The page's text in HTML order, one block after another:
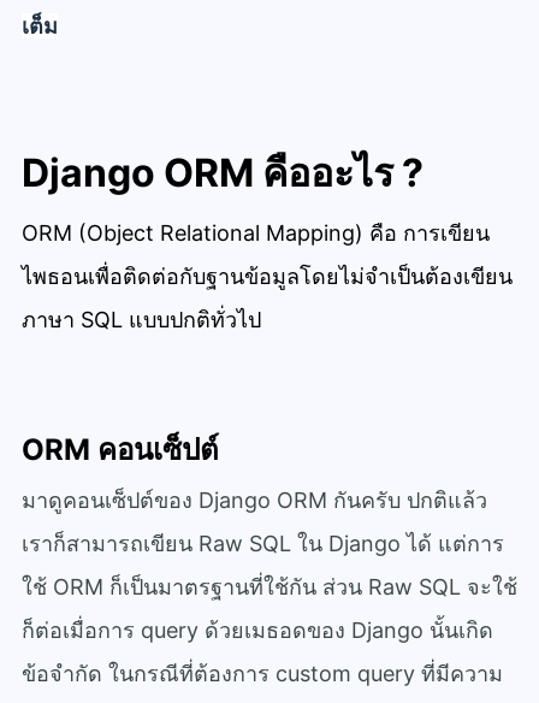
เต็ม
Django ORM คืออะไร ?
ORM (Object Relational Mapping) คือ การเขียน
ไพธอนเพื่อติดต่อกับฐานข้อมูลโดยไม่จำเป็นต้องเขียน
ภาษา SQL แบบปกติทั่วไป
ORM คอนเซ็ปต์
มาดูคอนเซ็ปต์ของ Django ORM กันครับ ปกติแล้ว
เราก็สามารถเขียน Raw SQL ใน Django ได้ แต่การ
ใช้ ORM ก็เป็นมาตรฐานที่ใช้กัน ส่วน Raw SQL จะใช้
ก็ต่อเมื่อการ query ด้วยเมธอดของ Django นั้นเกิด
ข้อจำกัด ในกรณีที่ต้องการ custom query ที่มีความ